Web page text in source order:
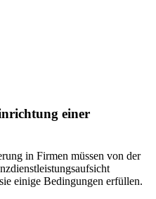
einer
in Firmen müssen von der
einige Bedingungen erfüllen.